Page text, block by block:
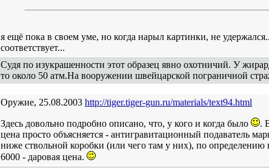
я ещё пока в своем уме, но когда нарыл картинки, не
соответствует...
Судя по изукрашенности этот образец явно охотничий. У
то около 50 атм.На вооружении швейцарской пограничной
Оружие, 25.08.2003 http://tiger.tiger-gun.ru/materials/text94.html
Здесь довольно подробно описано, что, у кого и когда было
.
цена просто объясняется - антигравитационный подаватель
ниже ствольной коробки (или чего там у них), по определению
6000 - даровая цена.